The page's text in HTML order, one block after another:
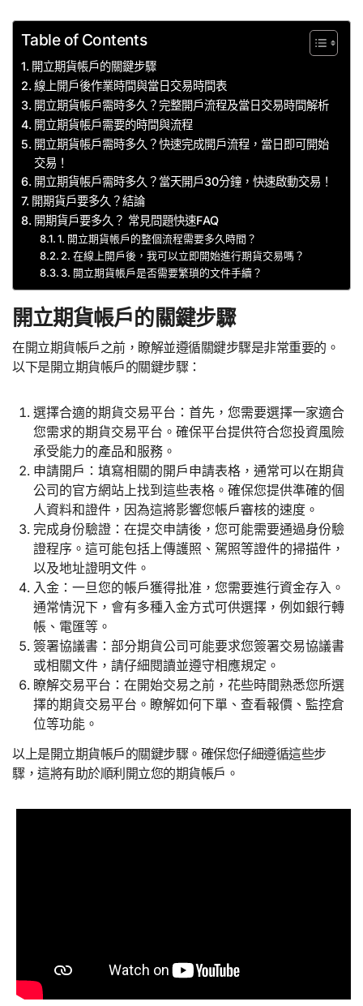
Table of Contents
開立期貨帳戶的關鍵步驟
線上開戶後作業時間與當日交易時間表
開立期貨帳戶需時多久？完整開戶流程及當日交易時間解析
開立期貨帳戶需要的時間與流程
開立期貨帳戶需時多久？快速完成開戶流程，當日即可開始
交易！
開立期貨帳戶需時多久？當天開戶30分鐘，快速啟動交易！
開期貨戶要多久？結論
開期貨戶要多久？ 常見問題快速FAQ
1. 開立期貨帳戶的整個流程需要多久時間？
2. 在線上開戶後，我可以立即開始進行期貨交易嗎？
3. 開立期貨帳戶是否需要繁瑣的文件手續？
開立期貨帳戶的關鍵步驟
在開立期貨帳戶之前，瞭解並遵循關鍵步驟是非常重要的。
以下是開立期貨帳戶的關鍵步驟：
選擇合適的期貨交易平台：首先，您需要選擇一家適合
您需求的期貨交易平台。確保平台提供符合您投資風險
承受能力的產品和服務。
申請開戶：填寫相關的開戶申請表格，通常可以在期貨
公司的官方網站上找到這些表格。確保您提供準確的個
人資料和證件，因為這將影響您帳戶審核的速度。
完成身份驗證：在提交申請後，您可能需要通過身份驗
證程序。這可能包括上傳護照、駕照等證件的掃描件，
以及地址證明文件。
入金：一旦您的帳戶獲得批准，您需要進行資金存入。
通常情況下，會有多種入金方式可供選擇，例如銀行轉
帳、電匯等。
簽署協議書：部分期貨公司可能要求您簽署交易協議書
或相關文件，請仔細閱讀並遵守相應規定。
瞭解交易平台：在開始交易之前，花些時間熟悉您所選
擇的期貨交易平台。瞭解如何下單、查看報價、監控倉
位等功能。
以上是開立期貨帳戶的關鍵步驟。確保您仔細遵循這些步
驟，這將有助於順利開立您的期貨帳戶。